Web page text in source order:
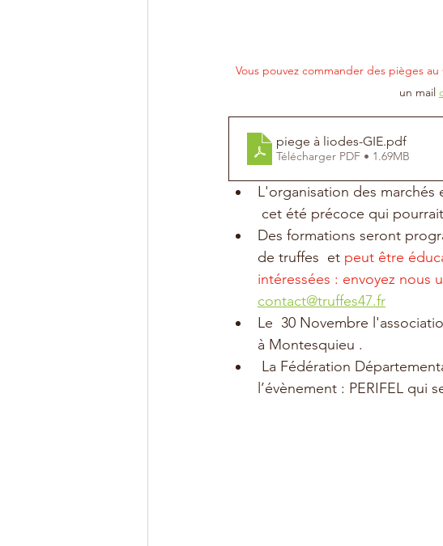
Vous pouvez commander des pièges
un mail
piege à liodes-GIE.pdf
Télécharger PDF • 1.69MB
L'organisation des
cet été précoce qui
Des formations seront
de truffes  et peut être
intéressées : envoyez nous
contact@truffes47.fr
Le  30 Novembre
à Montesquieu .
l’évènement : PERIFEL qui